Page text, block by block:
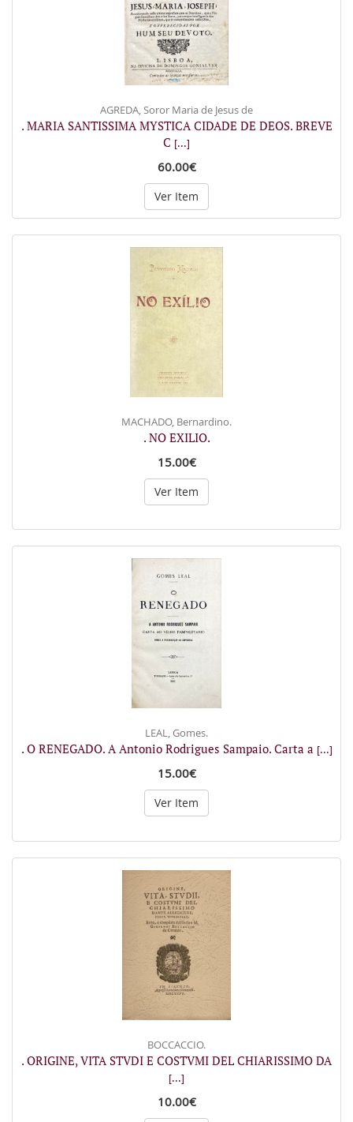
AGREDA, Soror Maria de Jesus de
. MARIA SANTISSIMA MYSTICA CIDADE DE DEOS. BREVE
C [...]
60.00€
Ver Item
MACHADO, Bernardino.
. NO EXILIO.
15.00€
Ver Item
LEAL, Gomes.
. O RENEGADO. A Antonio Rodrigues Sampaio. Carta a [...]
15.00€
Ver Item
BOCCACCIO.
. ORIGINE, VITA STVDI E COSTVMI DEL CHIARISSIMO DA
[...]
10.00€